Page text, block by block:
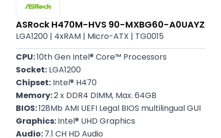
ASRock H470M-HVS 90-MXBG60-A0UAYZ
LGA1200​​​​​​​ | 4xRAM | Micro-ATX | TG0015
CPU: 10th Gen Intel® Core™ Processors
Socket: LGA1200
Chipset: Intel® H470
Memory: 2 x DDR4 DIMM, Max. 64GB
BIOS: 128Mb AMI UEFI Legal BIOS multilingual GUI
Graphics: Intel® UHD Graphics
Audio: 7.1 CH HD Audio